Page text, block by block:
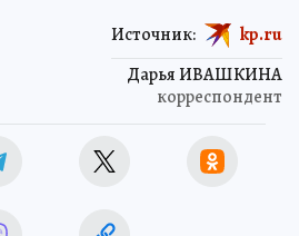
Дарья ИВАШКИНА
корреспондент
Источник: kp.ru